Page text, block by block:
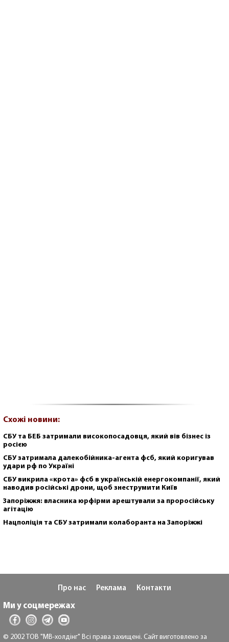
Схожі новини:
СБУ та БЕБ затримали високопосадовця, який вів бізнес із
росією
СБУ затримала далекобійника-агента фсб, який коригував
удари рф по Україні
СБУ викрила «крота» фсб в українській енергокомпанії, який
наводив російські дрони, щоб знеструмити Київ
Запоріжжя: власника юрфірми арештували за проросійську
агітацію
Нацполіція та СБУ затримали колаборанта на Запоріжжі
Про нас Реклама Контакти
Ми у соцмережах
© 2002 ТОВ "МВ-холдінг" Всі права захищені. Сайт виготовлено за